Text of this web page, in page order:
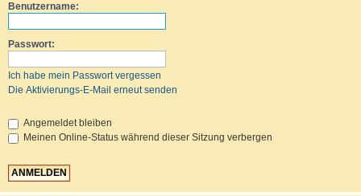
Benutzername:
Passwort:
Ich habe mein Passwort vergessen
Die Aktivierungs-E-Mail erneut senden
Angemeldet bleiben
Meinen Online-Status während dieser Sitzung verbergen